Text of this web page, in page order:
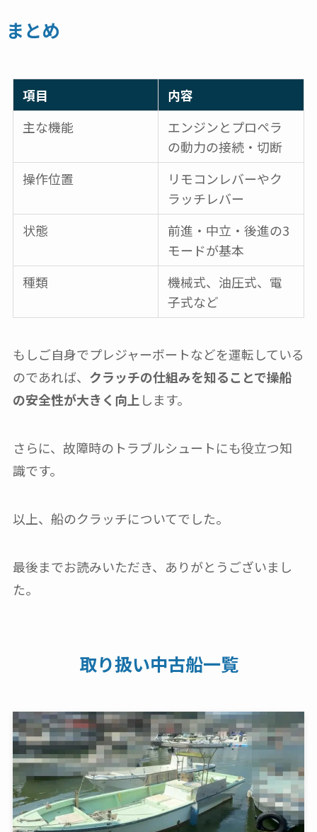
まとめ
項目
内容
主な機能
エンジンとプロペラ
の動力の接続・切断
操作位置
リモコンレバーやク
ラッチレバー
状態
前進・中立・後進の3
モードが基本
種類
機械式、油圧式、電
子式など
もしご自身でプレジャーボートなどを運転している
のであれば、 クラッチの仕組みを知ることで操船
の安全性が大きく向上します。
さらに、故障時のトラブルシュートにも役立つ知
識です。
以上、船のクラッチについてでした。
最後までお読みいただき、ありがとうございまし
た。
取り扱い中古船一覧